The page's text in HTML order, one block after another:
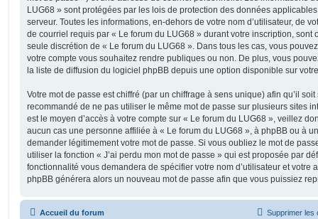
LUG68 » sont protégées par les lois de protection des données
serveur. Toutes les informations, en-dehors de votre nom d’utilisateur, de
de courriel requis par « Le forum du LUG68 » durant votre inscription, sont
seule discrétion de « Le forum du LUG68 ». Dans tous les cas, vous
votre compte vous souhaitez rendre publiques ou non. De plus, vous
la liste de diffusion du logiciel phpBB depuis une option disponible sur
Votre mot de passe est chiffré (par un chiffrage à sens unique) afin qu’il
recommandé de ne pas utiliser le même mot de passe sur plusieurs sites
est le moyen d’accès à votre compte sur « Le forum du LUG68 », veillez
aucun cas une personne affiliée à « Le forum du LUG68 », à phpBB ou à
demander légitimement votre mot de passe. Si vous oubliez le mot de
utiliser la fonction « J’ai perdu mon mot de passe » qui est proposée par
fonctionnalité vous demandera de spécifier votre nom d’utilisateur et votre
phpBB générera alors un nouveau mot de passe afin que vous puissiez
Accueil du forum Supprimer les